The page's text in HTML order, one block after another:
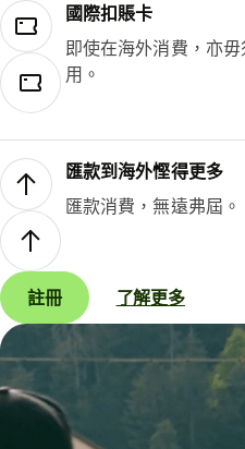
國際扣賬卡
即使在海外消費，亦
用。
匯款到海外慳得更多
匯款消費，無遠弗屆。
註冊 了解更多